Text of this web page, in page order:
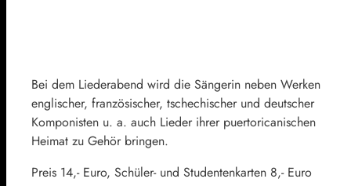
Bei dem Liederabend wird die Sängerin neben Werken
englischer, französischer, tschechischer und deutscher
Komponisten u. a. auch Lieder ihrer puertoricanischen
Heimat zu Gehör bringen.
Preis 14,- Euro, Schüler- und Studentenkarten 8,- Euro